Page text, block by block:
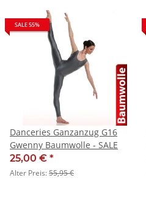
SALE 55%
Danceries Ganzanzug G16
Gwenny Baumwolle - SALE
25,00 € *
Alter Preis:55,95 €